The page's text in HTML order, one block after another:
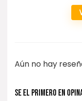
Aún no hay
Se el primero en